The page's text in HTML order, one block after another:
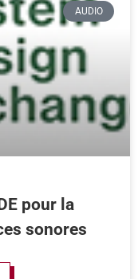
AUDIO
pour la
sonores